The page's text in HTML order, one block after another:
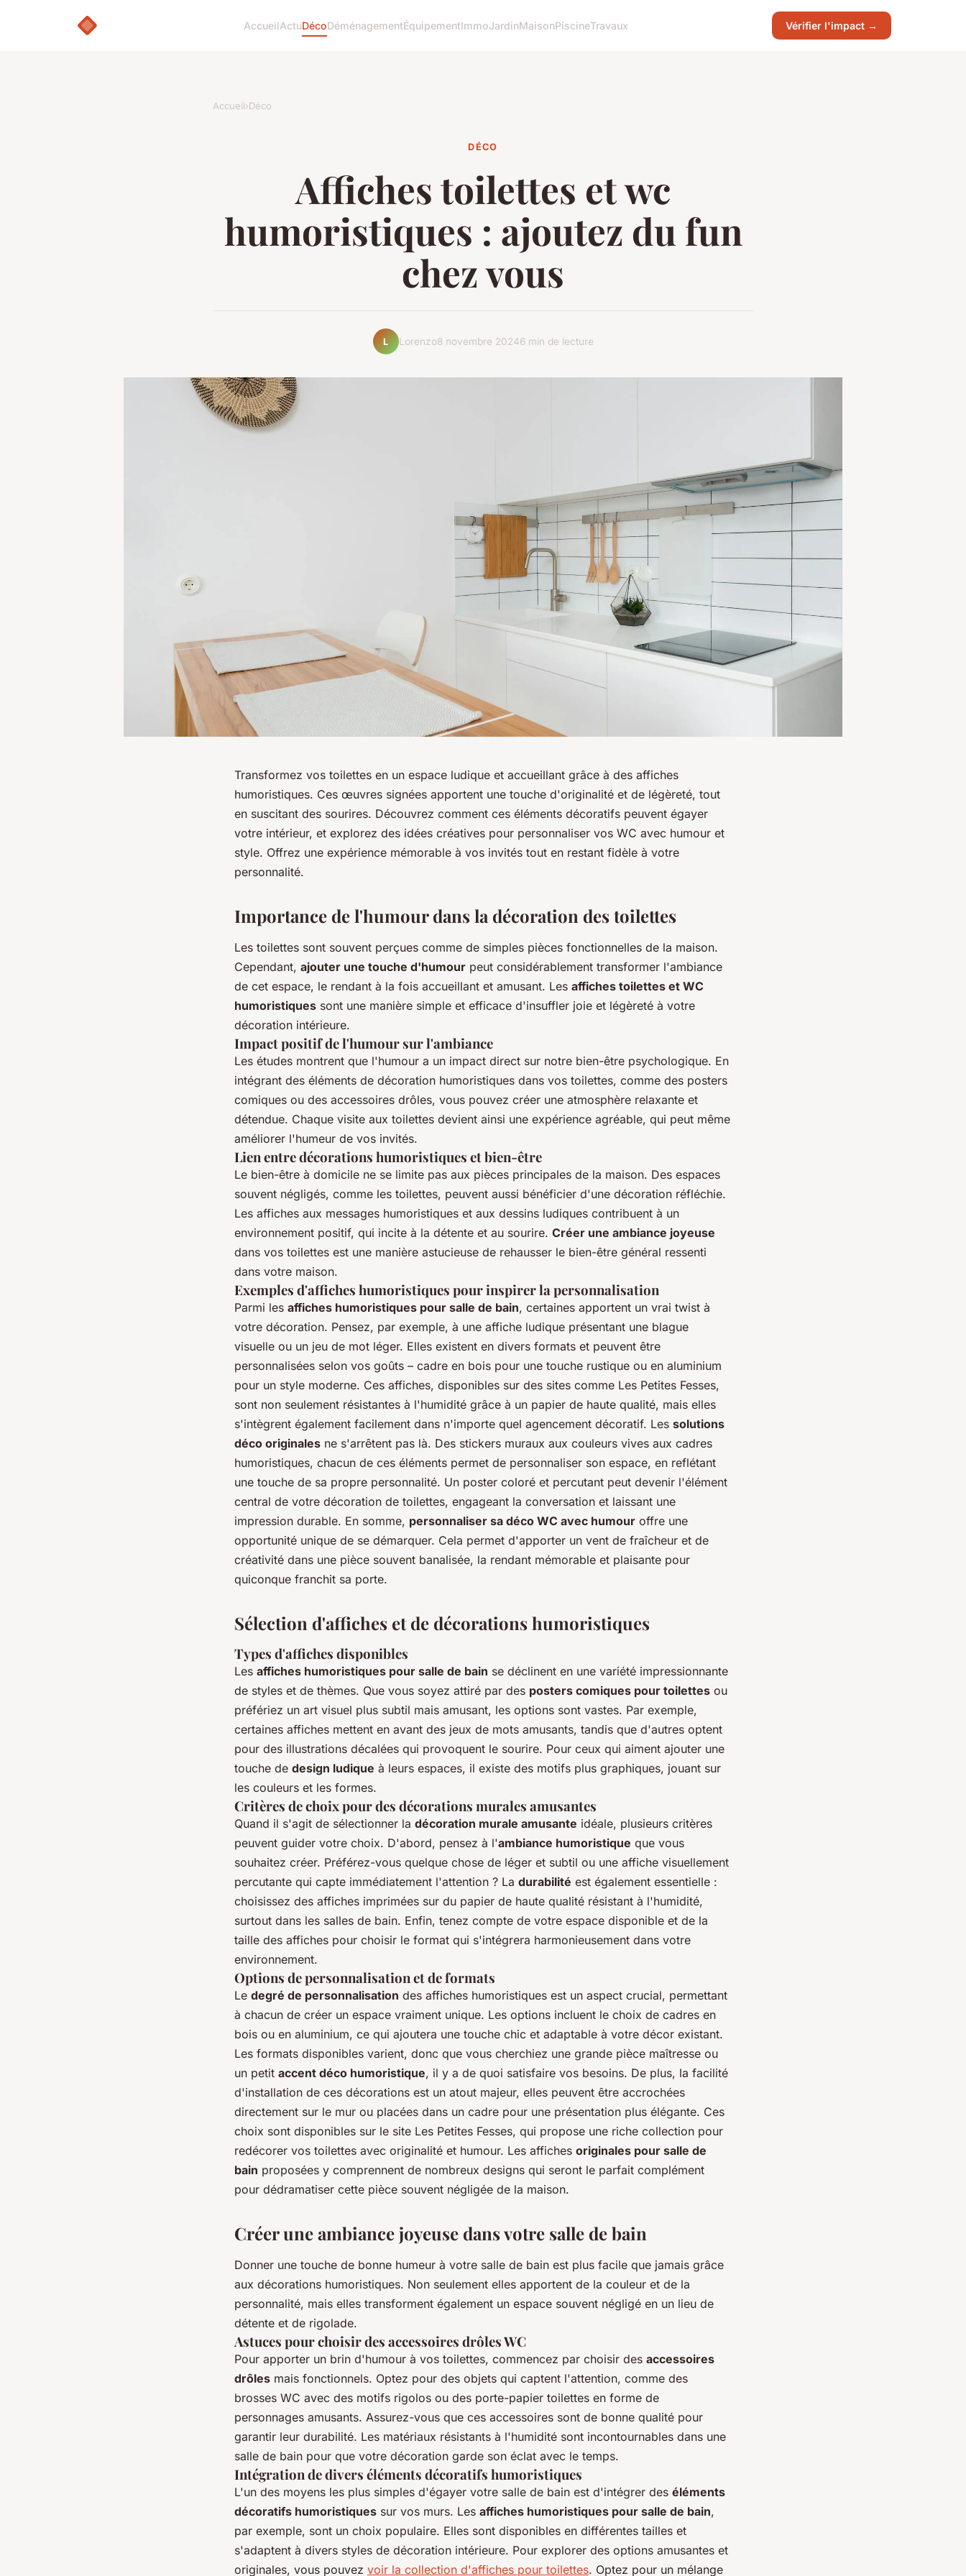
AccueilActuDécoDéménagementÉquipementImmoJardinMaisonPiscineTravaux Vérifier l'impact →
Accueil›Déco
DÉCO
Affiches toilettes et wc
humoristiques : ajoutez du fun
chez vous
L Lorenzo8 novembre 20246 min de lecture
Transformez vos toilettes en un espace ludique et accueillant grâce à des affiches
humoristiques. Ces œuvres signées apportent une touche d'originalité et de légèreté, tout
en suscitant des sourires. Découvrez comment ces éléments décoratifs peuvent égayer
votre intérieur, et explorez des idées créatives pour personnaliser vos WC avec humour et
style. Offrez une expérience mémorable à vos invités tout en restant fidèle à votre
personnalité.
Importance de l'humour dans la décoration des toilettes
Les toilettes sont souvent perçues comme de simples pièces fonctionnelles de la maison.
Cependant, ajouter une touche d'humour peut considérablement transformer l'ambiance
de cet espace, le rendant à la fois accueillant et amusant. Les affiches toilettes et WC
humoristiques sont une manière simple et efficace d'insuffler joie et légèreté à votre
décoration intérieure.
Impact positif de l'humour sur l'ambiance
Les études montrent que l'humour a un impact direct sur notre bien-être psychologique. En
intégrant des éléments de décoration humoristiques dans vos toilettes, comme des posters
comiques ou des accessoires drôles, vous pouvez créer une atmosphère relaxante et
détendue. Chaque visite aux toilettes devient ainsi une expérience agréable, qui peut même
améliorer l'humeur de vos invités.
Lien entre décorations humoristiques et bien-être
Le bien-être à domicile ne se limite pas aux pièces principales de la maison. Des espaces
souvent négligés, comme les toilettes, peuvent aussi bénéficier d'une décoration réfléchie.
Les affiches aux messages humoristiques et aux dessins ludiques contribuent à un
environnement positif, qui incite à la détente et au sourire. Créer une ambiance joyeuse
dans vos toilettes est une manière astucieuse de rehausser le bien-être général ressenti
dans votre maison.
Exemples d'affiches humoristiques pour inspirer la personnalisation
Parmi les affiches humoristiques pour salle de bain, certaines apportent un vrai twist à
votre décoration. Pensez, par exemple, à une affiche ludique présentant une blague
visuelle ou un jeu de mot léger. Elles existent en divers formats et peuvent être
personnalisées selon vos goûts – cadre en bois pour une touche rustique ou en aluminium
pour un style moderne. Ces affiches, disponibles sur des sites comme Les Petites Fesses,
sont non seulement résistantes à l'humidité grâce à un papier de haute qualité, mais elles
s'intègrent également facilement dans n'importe quel agencement décoratif. Les solutions
déco originales ne s'arrêtent pas là. Des stickers muraux aux couleurs vives aux cadres
humoristiques, chacun de ces éléments permet de personnaliser son espace, en reflétant
une touche de sa propre personnalité. Un poster coloré et percutant peut devenir l'élément
central de votre décoration de toilettes, engageant la conversation et laissant une
impression durable. En somme, personnaliser sa déco WC avec humour offre une
opportunité unique de se démarquer. Cela permet d'apporter un vent de fraîcheur et de
créativité dans une pièce souvent banalisée, la rendant mémorable et plaisante pour
quiconque franchit sa porte.
Sélection d'affiches et de décorations humoristiques
Types d'affiches disponibles
Les affiches humoristiques pour salle de bain se déclinent en une variété impressionnante
de styles et de thèmes. Que vous soyez attiré par des posters comiques pour toilettes ou
préfériez un art visuel plus subtil mais amusant, les options sont vastes. Par exemple,
certaines affiches mettent en avant des jeux de mots amusants, tandis que d'autres optent
pour des illustrations décalées qui provoquent le sourire. Pour ceux qui aiment ajouter une
touche de design ludique à leurs espaces, il existe des motifs plus graphiques, jouant sur
les couleurs et les formes.
Critères de choix pour des décorations murales amusantes
Quand il s'agit de sélectionner la décoration murale amusante idéale, plusieurs critères
peuvent guider votre choix. D'abord, pensez à l'ambiance humoristique que vous
souhaitez créer. Préférez-vous quelque chose de léger et subtil ou une affiche visuellement
percutante qui capte immédiatement l'attention ? La durabilité est également essentielle :
choisissez des affiches imprimées sur du papier de haute qualité résistant à l'humidité,
surtout dans les salles de bain. Enfin, tenez compte de votre espace disponible et de la
taille des affiches pour choisir le format qui s'intégrera harmonieusement dans votre
environnement.
Options de personnalisation et de formats
Le degré de personnalisation des affiches humoristiques est un aspect crucial, permettant
à chacun de créer un espace vraiment unique. Les options incluent le choix de cadres en
bois ou en aluminium, ce qui ajoutera une touche chic et adaptable à votre décor existant.
Les formats disponibles varient, donc que vous cherchiez une grande pièce maîtresse ou
un petit accent déco humoristique, il y a de quoi satisfaire vos besoins. De plus, la facilité
d'installation de ces décorations est un atout majeur, elles peuvent être accrochées
directement sur le mur ou placées dans un cadre pour une présentation plus élégante. Ces
choix sont disponibles sur le site Les Petites Fesses, qui propose une riche collection pour
redécorer vos toilettes avec originalité et humour. Les affiches originales pour salle de
bain proposées y comprennent de nombreux designs qui seront le parfait complément
pour dédramatiser cette pièce souvent négligée de la maison.
Créer une ambiance joyeuse dans votre salle de bain
Donner une touche de bonne humeur à votre salle de bain est plus facile que jamais grâce
aux décorations humoristiques. Non seulement elles apportent de la couleur et de la
personnalité, mais elles transforment également un espace souvent négligé en un lieu de
détente et de rigolade.
Astuces pour choisir des accessoires drôles WC
Pour apporter un brin d'humour à vos toilettes, commencez par choisir des accessoires
drôles mais fonctionnels. Optez pour des objets qui captent l'attention, comme des
brosses WC avec des motifs rigolos ou des porte-papier toilettes en forme de
personnages amusants. Assurez-vous que ces accessoires sont de bonne qualité pour
garantir leur durabilité. Les matériaux résistants à l'humidité sont incontournables dans une
salle de bain pour que votre décoration garde son éclat avec le temps.
Intégration de divers éléments décoratifs humoristiques
L'un des moyens les plus simples d'égayer votre salle de bain est d'intégrer des éléments
décoratifs humoristiques sur vos murs. Les affiches humoristiques pour salle de bain,
par exemple, sont un choix populaire. Elles sont disponibles en différentes tailles et
s'adaptent à divers styles de décoration intérieure. Pour explorer des options amusantes et
originales, vous pouvez voir la collection d'affiches pour toilettes. Optez pour un mélange